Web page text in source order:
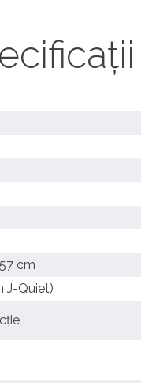
cm
J-Quiet)